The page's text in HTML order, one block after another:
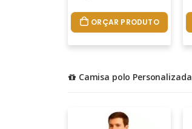
ORÇAR PRODUTO
Camisa polo Personalizada